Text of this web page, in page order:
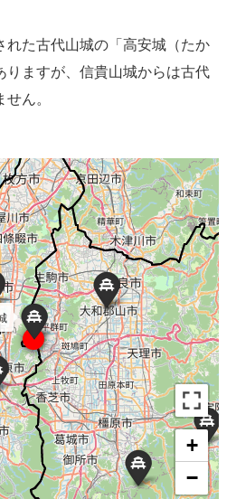
た古代山城の「高安城（たか
りますが、信貴山城からは古代
ん。
+
−